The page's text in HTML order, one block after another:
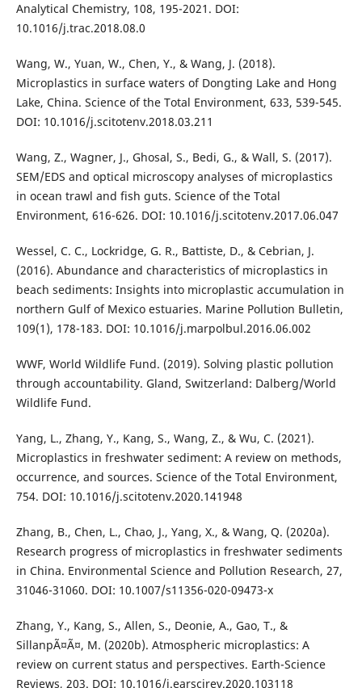
Analytical Chemistry, 108, 195-2021. DOI:
10.1016/j.trac.2018.08.0
Wang, W., Yuan, W., Chen, Y., & Wang, J. (2018).
Microplastics in surface waters of Dongting Lake and Hong
Lake, China. Science of the Total Environment, 633, 539-545.
DOI: 10.1016/j.scitotenv.2018.03.211
Wang, Z., Wagner, J., Ghosal, S., Bedi, G., & Wall, S. (2017).
SEM/EDS and optical microscopy analyses of microplastics
in ocean trawl and fish guts. Science of the Total
Environment, 616-626. DOI: 10.1016/j.scitotenv.2017.06.047
Wessel, C. C., Lockridge, G. R., Battiste, D., & Cebrian, J.
(2016). Abundance and characteristics of microplastics in
beach sediments: Insights into microplastic accumulation in
northern Gulf of Mexico estuaries. Marine Pollution Bulletin,
109(1), 178-183. DOI: 10.1016/j.marpolbul.2016.06.002
WWF, World Wildlife Fund. (2019). Solving plastic pollution
through accountability. Gland, Switzerland: Dalberg/World
Wildlife Fund.
Yang, L., Zhang, Y., Kang, S., Wang, Z., & Wu, C. (2021).
Microplastics in freshwater sediment: A review on methods,
occurrence, and sources. Science of the Total Environment,
754. DOI: 10.1016/j.scitotenv.2020.141948
Zhang, B., Chen, L., Chao, J., Yang, X., & Wang, Q. (2020a).
Research progress of microplastics in freshwater sediments
in China. Environmental Science and Pollution Research, 27,
31046-31060. DOI: 10.1007/s11356-020-09473-x
Zhang, Y., Kang, S., Allen, S., Deonie, A., Gao, T., &
SillanpÃ¤Ã¤, M. (2020b). Atmospheric microplastics: A
review on current status and perspectives. Earth-Science
Reviews, 203. DOI: 10.1016/j.earscirev.2020.103118